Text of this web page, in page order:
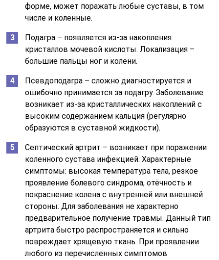
форме, может поражать любые суставы, в том
числе и коленные.
Подагра – появляется из-за накопления
кристаллов мочевой кислоты. Локализация –
большие пальцы ног и колени.
Псевдоподагра – сложно диагностируется и
ошибочно принимается за подагру. Заболевание
возникает из-за кристаллических накоплений с
высоким содержанием кальция (регулярно
образуются в суставной жидкости).
Септический артрит – возникает при поражении
коленного сустава инфекцией. Характерные
симптомы: высокая температура тела, резкое
проявление болевого синдрома, отёчность и
покраснение колена с внутренней или внешней
стороны. Для заболевания не характерно
предварительное получение травмы. Данный тип
артрита быстро распространяется и сильно
повреждает хрящевую ткань. При проявлении
любого из перечисленных симптомов